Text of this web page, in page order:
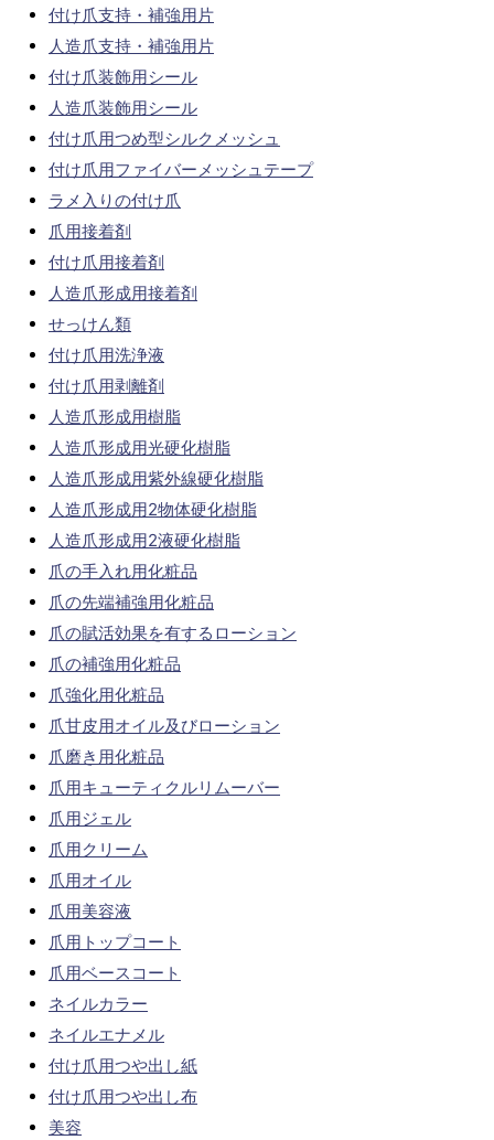
付け爪支持・補強用片
人造爪支持・補強用片
付け爪装飾用シール
人造爪装飾用シール
付け爪用つめ型シルクメッシュ
付け爪用ファイバーメッシュテープ
ラメ入りの付け爪
爪用接着剤
付け爪用接着剤
人造爪形成用接着剤
せっけん類
付け爪用洗浄液
付け爪用剥離剤
人造爪形成用樹脂
人造爪形成用光硬化樹脂
人造爪形成用紫外線硬化樹脂
人造爪形成用2物体硬化樹脂
人造爪形成用2液硬化樹脂
爪の手入れ用化粧品
爪の先端補強用化粧品
爪の賦活効果を有するローション
爪の補強用化粧品
爪強化用化粧品
爪甘皮用オイル及びローション
爪磨き用化粧品
爪用キューティクルリムーバー
爪用ジェル
爪用クリーム
爪用オイル
爪用美容液
爪用トップコート
爪用ベースコート
ネイルカラー
ネイルエナメル
付け爪用つや出し紙
付け爪用つや出し布
美容